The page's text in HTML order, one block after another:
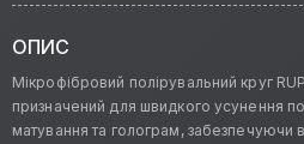
ОПИС
Мікрофібровий полірувальний круг
призначений для швидкого усунення
матування та голограм, забезпечуючи